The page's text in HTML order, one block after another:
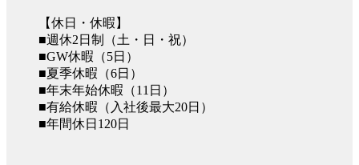
【休日・休暇】
■週休2日制（土・日・祝）
■GW休暇（5日）
■夏季休暇（6日）
■年末年始休暇（11日）
■有給休暇（入社後最大20日）
■年間休日120日